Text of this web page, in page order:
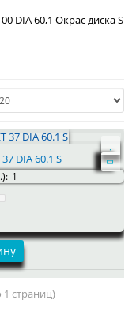
DIA 60,1 Окрас диска S
DIA 60.1 S
1
1 страниц)